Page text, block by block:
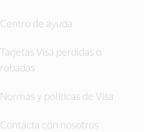
Centro de ayuda
Tarjetas Visa perdidas o
robadas
Normas y políticas de Visa
Contacta con nosotros